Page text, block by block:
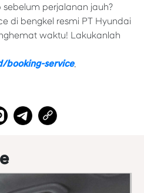
perjalanan jauh?
di bengkel resmi PT Hyundai
waktu! Lakukanlah
booking-service.